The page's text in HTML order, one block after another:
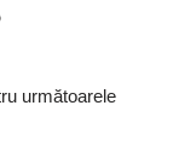
următoarele